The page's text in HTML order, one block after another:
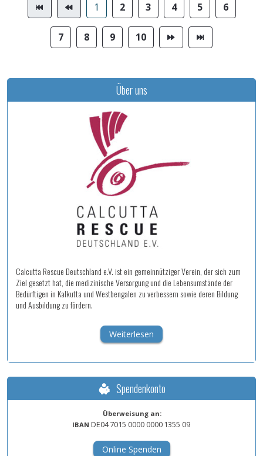
1 2 3 4 5 6
7 8 9 10
Über uns
Calcutta Rescue Deutschland e.V. ist ein gemeinnütziger Verein, der sich zum
Ziel gesetzt hat, die medizinische Versorgung und die Lebensumstände der
Bedürftigen in Kalkutta und Westbengalen zu verbessern sowie deren Bildung
und Ausbildung zu fördern.
Weiterlesen
Spendenkonto
Überweisung an:
IBAN DE047015 0000 0000 1355 09
Online Spenden